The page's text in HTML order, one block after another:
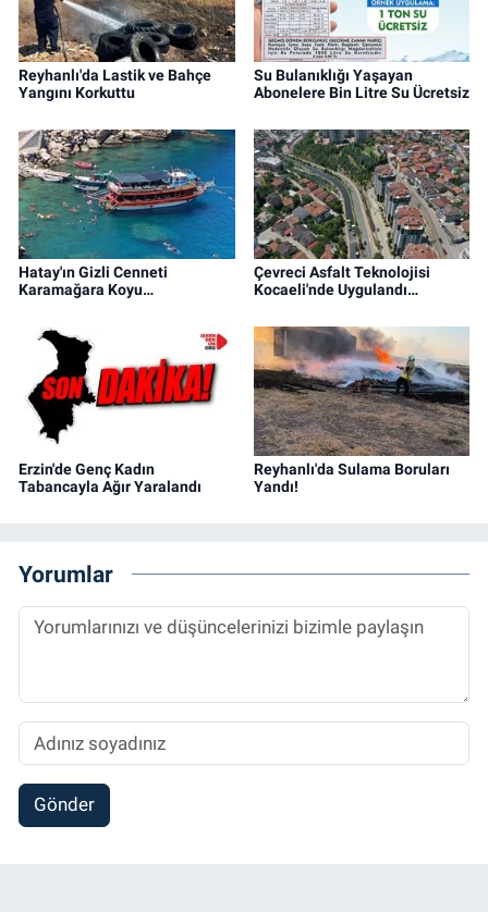
Reyhanlı'da Lastik ve Bahçe
Yangını Korkuttu
Su Bulanıklığı Yaşayan
Abonelere Bin Litre Su Ücretsiz
Hatay'ın Gizli Cenneti
Karamağara Koyu…
Çevreci Asfalt Teknolojisi
Kocaeli'nde Uygulandı…
Erzin'de Genç Kadın
Tabancayla Ağır Yaralandı
Reyhanlı'da Sulama Boruları
Yandı!
Yorumlar
Gönder